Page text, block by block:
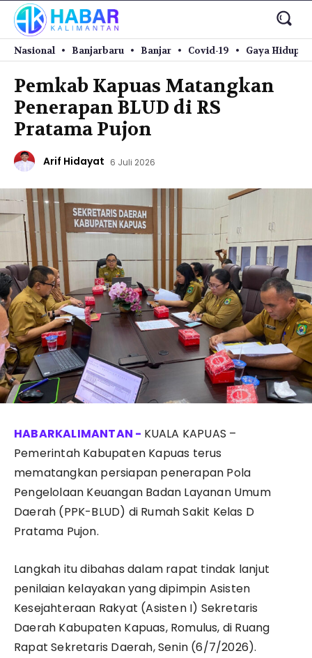
Nasional Banjarbaru Banjar Covid-19 Gaya Hidup
Pemkab Kapuas Matangkan
Penerapan BLUD di RS
Pratama Pujon
Arif Hidayat 6 Juli 2026
KUALA KAPUAS –
Pemerintah Kabupaten Kapuas terus
mematangkan persiapan penerapan Pola
Pengelolaan Keuangan Badan Layanan Umum
Daerah (PPK-BLUD) di Rumah Sakit Kelas D
Pratama Pujon.
Langkah itu dibahas dalam rapat tindak lanjut
penilaian kelayakan yang dipimpin Asisten
Kesejahteraan Rakyat (Asisten I) Sekretaris
Daerah Kabupaten Kapuas, Romulus, di Ruang
Rapat Sekretaris Daerah, Senin (6/7/2026).